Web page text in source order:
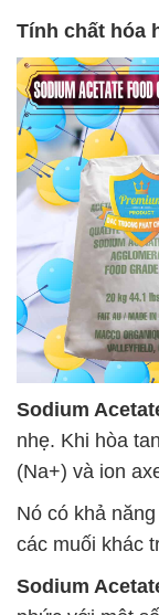
Tính chất hóa
Sodium
nhẹ. Khi hòa
(Na+) và ion
Nó có khả
các muối khác
Sodium